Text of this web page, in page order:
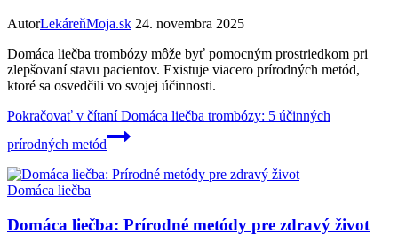
AutorLekáreňMoja.sk 24. novembra 2025
Domáca liečba trombózy môže byť pomocným prostriedkom pri
zlepšovaní stavu pacientov. Existuje viacero prírodných metód,
ktoré sa osvedčili vo svojej účinnosti.
Pokračovať v čítaníDomáca liečba trombózy: 5 účinných
prírodných metód
Domáca liečba
Domáca liečba: Prírodné metódy pre zdravý život